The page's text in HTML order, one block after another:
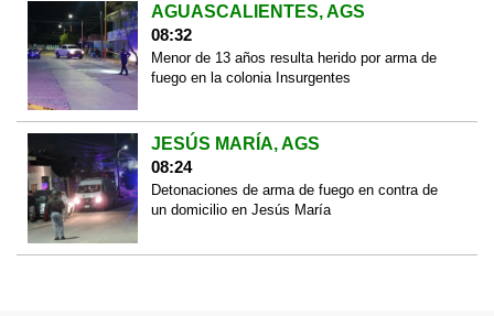
AGUASCALIENTES, AGS
08:32
Menor de 13 años resulta herido por arma de
fuego en la colonia Insurgentes
JESÚS MARÍA, AGS
08:24
Detonaciones de arma de fuego en contra de
un domicilio en Jesús María